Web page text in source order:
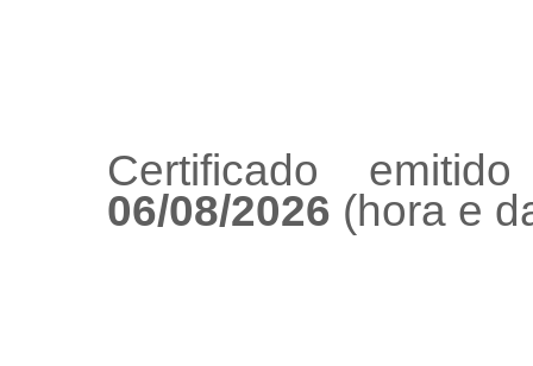
Certificado
06/08/2026 (hora e